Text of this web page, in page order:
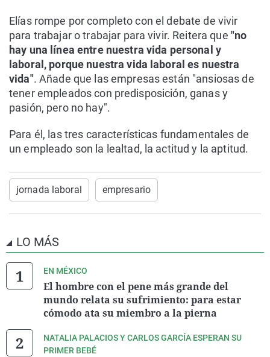
Elías rompe por completo con el debate de vivir
para trabajar o trabajar para vivir. Reitera que "no
hay una línea entre nuestra vida personal y
laboral, porque nuestra vida laboral es nuestra
vida". Añade que las empresas están "ansiosas de
tener empleados con predisposición, ganas y
pasión, pero no hay".
Para él, las tres características fundamentales de
un empleado son la lealtad, la actitud y la aptitud.
jornada laboral empresario
LO MÁS
EN MÉXICO
El hombre con el pene más grande del
mundo relata su sufrimiento: para estar
cómodo ata su miembro a la pierna
NATALIA PALACIOS Y CARLOS GARCÍA ESPERAN SU
PRIMER BEBÉ